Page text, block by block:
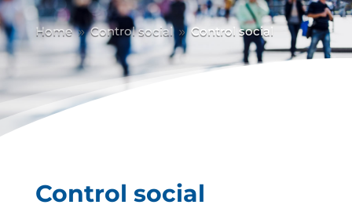
Home 9 Control social 9 Control social
Control social